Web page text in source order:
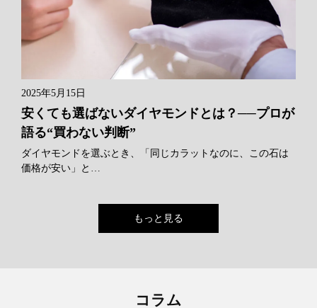
2025年5月15日
安くても選ばないダイヤモンドとは？──プロが
語る“買わない判断”
ダイヤモンドを選ぶとき、「同じカラットなのに、この石は
価格が安い」と…
もっと見る
コラム